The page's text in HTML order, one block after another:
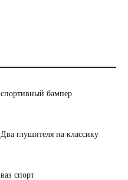
спортивный бампер
Два глушителя на классику
ваз спорт